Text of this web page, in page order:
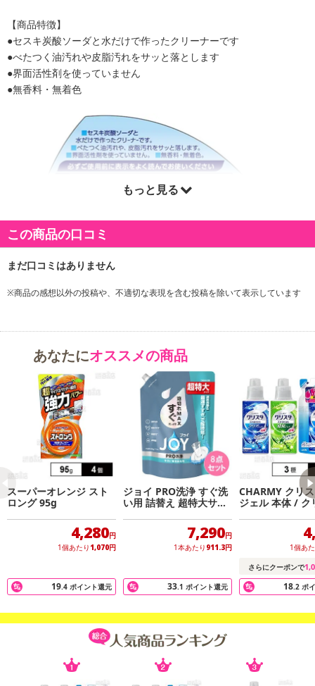
【商品特徴】
●セスキ炭酸ソーダと水だけで作ったクリーナーです
●べたつく油汚れや皮脂汚れをサッと落とします
●界面活性剤を使っていません
●無香料・無着色
注意事項
【キャンセルについて】
※お申込み後のキャンセルはお受けできません。
記載されている内容を必ずご確認いただき、お届けする商品セット
にご納得いただきましたうえでお申し込みください。
※パッケージ変更や商品リニューアル(成分など含む)等により、参考
また、[新たな加工食品の原料原産地表示制度]の経過措置期間の終
合がございます。
あらかじめご了承いただいた上でお申込みください。なお、本理由
もっと見る
この商品の口コミ
※商品の感想以外の投稿や、不適切な表現を含む投稿を除いて表示しています
あなたにオススメの商品
スーパーオレンジ スト
ロング 95g
4,280円
1個あたり 1,070円
19.4 ポイント還元
ジョイ PRO洗浄 すぐ洗
い用 詰替え 超特大サイ
ズ 920ML×8点セット
7,290円
1本あたり 911.3円
33.1 ポイント還元
CHARMY クリ
ジェル 本体 / ク
ェル 本体＆つ
1個あ
さらにクーポンで
18.2 ポ